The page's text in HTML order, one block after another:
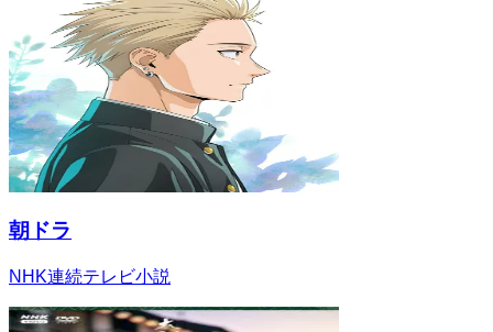
朝ドラ
NHK連続テレビ小説